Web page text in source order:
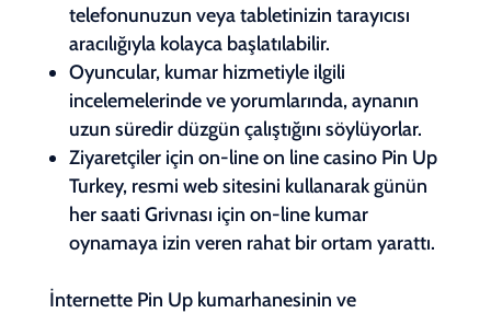
telefonunuzun veya tabletinizin tarayıcısı
aracılığıyla kolayca başlatılabilir.
Oyuncular, kumar hizmetiyle ilgili
incelemelerinde ve yorumlarında, aynanın
uzun süredir düzgün çalıştığını söylüyorlar.
Ziyaretçiler için on-line on line casino Pin Up
Turkey, resmi web sitesini kullanarak günün
her saati Grivnası için on-line kumar
oynamaya izin veren rahat bir ortam yarattı.
İnternette Pin Up kumarhanesinin ve